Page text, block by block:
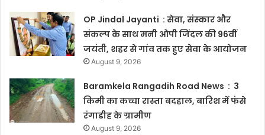
OP Jindal Jayanti : सेवा, संस्कार और
संकल्प के साथ मनी ओपी जिंदल की 96वीं
जयंती, शहर से गांव तक हुए सेवा के आयोजन
August 9, 2026
Baramkela Rangadih Road News : 3
किमी का कच्चा रास्ता बदहाल, बारिश में फंसे
रंगाडीह के ग्रामीण
August 9, 2026